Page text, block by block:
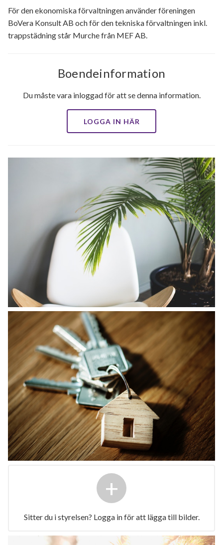
För den ekonomiska förvaltningen använder föreningen
BoVera Konsult AB och för den tekniska förvaltningen inkl.
trappstädning står Murche från MEF AB.
Boendeinformation
Du måste vara inloggad för att se denna information.
LOGGA IN HÄR
+
Sitter du i styrelsen? Logga in för att lägga till bilder.